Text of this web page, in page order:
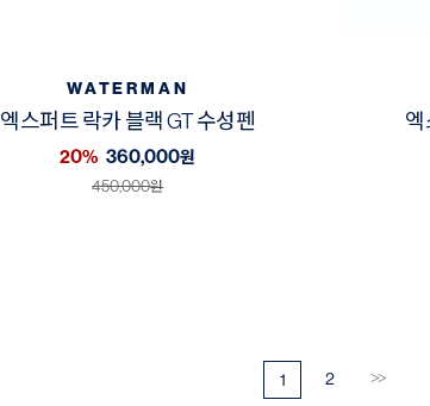
WATERMAN
엑스퍼트 락카 블랙 GT 수성펜
20% 360,000원
450,000원
엑
1 2 >>